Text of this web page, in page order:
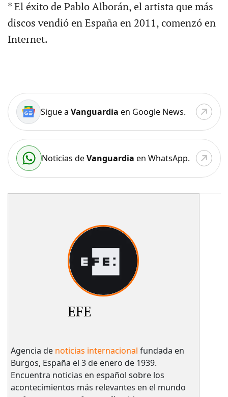
* El éxito de Pablo Alborán, el artista que más
discos vendió en España en 2011, comenzó en
Internet.
Sigue a Vanguardia en Google News.
Noticias deVanguardia en WhatsApp.
EFE
Agencia de noticias internacional fundada en
Burgos, España el 3 de enero de 1939.
Encuentra noticias en español sobre los
acontecimientos más relevantes en el mundo